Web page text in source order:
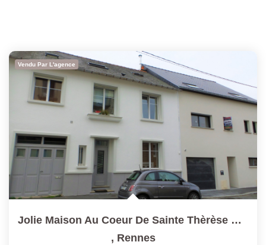
Vendu Par L'agence
Jolie Maison Au Coeur De Sainte Thèrèse Dans Rue Calme Et...
, Rennes